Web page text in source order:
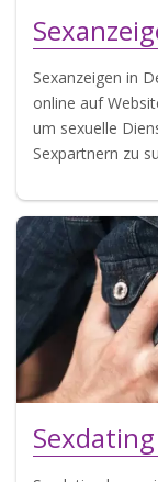
Sexanzeigen in
online auf
um sexuelle
Sexpartnern zu